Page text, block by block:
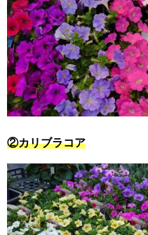
②カリブラコア